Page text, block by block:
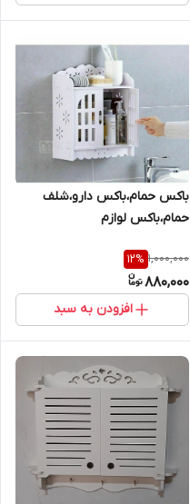
باکس حمام،باکس دارو،شلف
حمام،باکس لوازم
حمام،شلف،شلف دیواری،استند
حمام
1,000,000
12%
880,000
افزودن به سبد